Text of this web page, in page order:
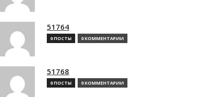
51764
0 ПОСТЫ 0 КОММЕНТАРИИ
51768
0 ПОСТЫ 0 КОММЕНТАРИИ